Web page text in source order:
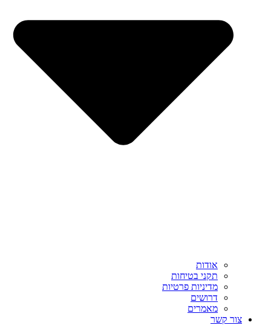
אודות
תקני בטיחות
מדיניות פרטיות
דרושים
מאמרים
צור קשר